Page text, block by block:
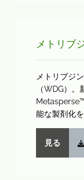
メトリブ
メトリブジ
（WDG）
能な製剤化
見る